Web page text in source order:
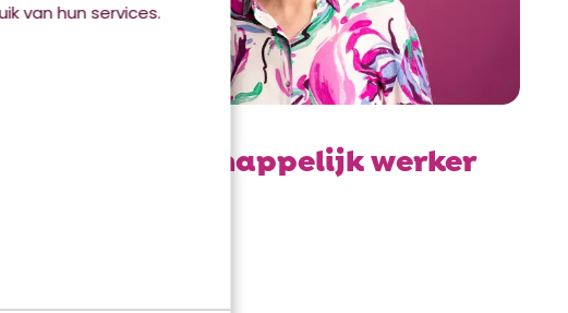
van hun services.
Maatschappelijk werker